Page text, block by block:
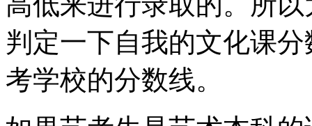
判定一下自我的文化课
考学校的分数线。